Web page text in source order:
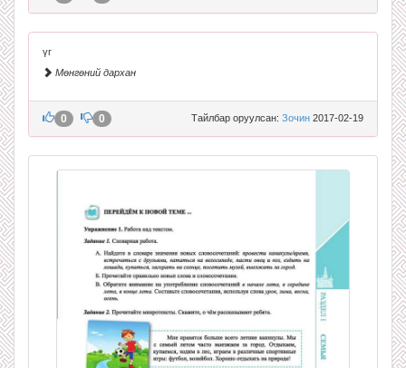
үг
Мөнгөний дархан
Тайлбар оруулсан: Зочин 2017-02-19
0 0